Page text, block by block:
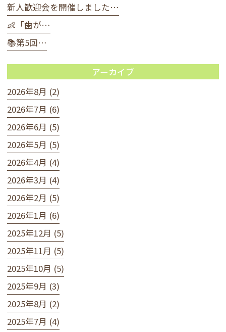
新人歓迎会を開催しました…
👶「歯が…
📚第5回…
アーカイブ
2026年8月 (2)
2026年7月 (6)
2026年6月 (5)
2026年5月 (5)
2026年4月 (4)
2026年3月 (4)
2026年2月 (5)
2026年1月 (6)
2025年12月 (5)
2025年11月 (5)
2025年10月 (5)
2025年9月 (3)
2025年8月 (2)
2025年7月 (4)